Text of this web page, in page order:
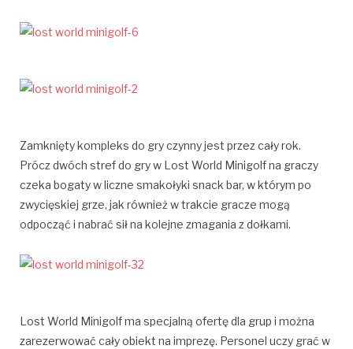
Zamknięty kompleks do gry czynny jest przez cały rok.
Prócz dwóch stref do gry w Lost World Minigolf na graczy
czeka bogaty w liczne smakołyki snack bar, w którym po
zwycięskiej grze, jak również w trakcie gracze mogą
odpocząć i nabrać sił na kolejne zmagania z dołkami.
Lost World Minigolf ma specjalną ofertę dla grup i można
zarezerwować cały obiekt na imprezę. Personel uczy grać w